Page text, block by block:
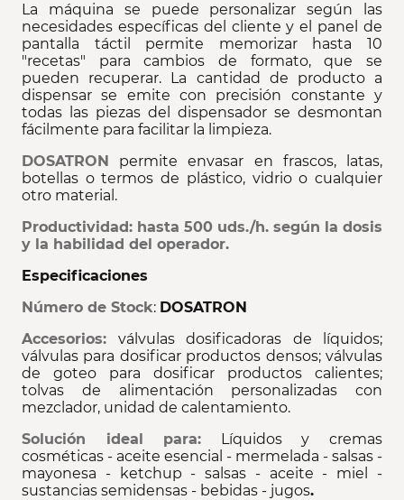
La máquina se puede personalizar según las
necesidades específicas del cliente y el panel de
pantalla táctil permite memorizar hasta 10
"recetas" para cambios de formato, que se
pueden recuperar. La cantidad de producto a
dispensar se emite con precisión constante y
todas las piezas del dispensador se desmontan
fácilmente para facilitar la limpieza.
DOSATRON
permite envasar en frascos, latas,
botellas o termos de plástico, vidrio o cualquier
otro material.
Productividad: hasta 500 uds./h. según la dosis
y la habilidad del operador.
Especificaciones
Número de Stock: DOSATRON
Accesorios: válvulas dosificadoras de líquidos;
válvulas para dosificar productos densos; válvulas
de goteo para dosificar productos calientes;
tolvas de alimentación personalizadas con
mezclador, unidad de calentamiento.
Solución ideal para: Líquidos y cremas
cosméticas - aceite esencial - mermelada - salsas -
mayonesa - ketchup - salsas - aceite - miel -
sustancias semidensas - bebidas - jugos.